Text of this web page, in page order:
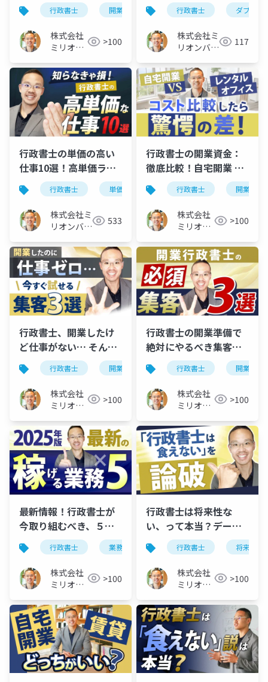
の違い×５【廃業しな
いための考え方】
行政書士 開業 後悔 廃業
株式会社
ミリオン
>100
スが熱い理由。高単価
＆集客にも有利
行政書士 ダブルラ
株式会社ミ
リオンバリ
117
行政書士の単価の高い
仕事10選！高単価ラン
キング1位はどれ？
行政書士 単価の高い仕事
株式会社ミ
リオンバリ
533
行政書士の開業資金：
徹底比較！自宅開業 vs.
レンタルオフィス、実
際のコストはいくら？
行政書士 開業資金
株式会社
ミリオン
>100
行政書士、開業したけ
ど仕事がない… そんな
時の対策×３
行政書士 開業 仕事がない
株式会社
ミリオン
>100
行政書士の開業準備で
絶対にやるべき集客対
策×３行政書士 開業準備
株式会社
ミリオン
>100
最新情報！行政書士が
今取り組むべき、５つ
の業務行政書士 業務 専門分野 最新
株式会社
ミリオン
>100
行政書士は将来性な
い、って本当？データ
で見る集客・営業のコ
ツ
行政書士 将来性
株式会社
ミリオン
>100